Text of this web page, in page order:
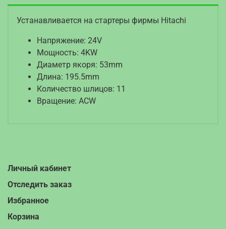
Устанавливается на стартеры фирмы Hitachi
Напряжение: 24V
Мощность: 4KW
Диаметр якоря: 53mm
Длина: 195.5mm
Количество шлицов: 11
Вращение: ACW
Личный кабинет
Отследить заказ
Избранное
Корзина